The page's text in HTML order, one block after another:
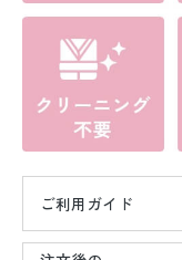
ご利用ガイド